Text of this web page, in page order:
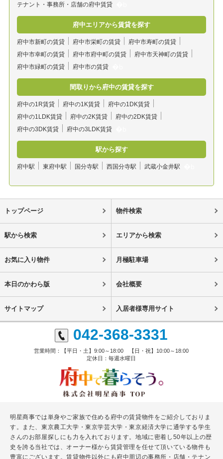
テナント・事務所・店舗の府中賃貸
府中エリアから賃貸を探す
府中市新町の賃貸 府中市栄町の賃貸
府中市寿町の賃貸
府中市幸町の賃貸
府中市府中町の賃貸
府中市天神町の賃貸
府中市緑町の賃貸
府中市の賃貸
間取りから府中の賃貸を探す
府中の1R賃貸 府中の1K賃貸
府中の1DK賃貸
府中の1LDK賃貸
府中の2K賃貸
府中の2DK賃貸
府中の3DK賃貸
府中の3LDK賃貸
駅から探す
府中駅 東府中駅 国分寺駅 西国分寺駅 武蔵小金井駅
トップページ 物件検索
駅から検索 エリアから検索
お気に入り物件 月極駐車場
本日のかわら版 会社概要
サイトマップ 入居者様専用サイト
042-368-3331
営業時間：【平日・土】9:00～18:00 【日・祝】10:00～18:00
定休日：毎週水曜日
明星商事では単身やご家族で住める府中の賃貸物件をご紹介しておりま
す。また、東京農工大学・東京学芸大学・東京経済大学に通学する学生
さんのお部屋探しにも力を入れております。地域に密着し50年以上の歴
史を誇る当社では、オーナー様から賃貸管理を任せて頂いている物件も
豊富にございます。賃貸物件以外にも府中周辺の事務所・店舗・テナン